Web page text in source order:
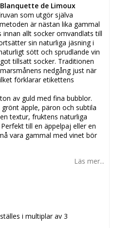
Blanquette de Limoux
som utgör själva
är nästan lika gammal
innan allt socker omvandlats till
sin naturliga jäsning i
sött och sprudlande vin
tillsatt socker. Traditionen
nedgång just när
förklarar etikettens
av guld med fina bubblor.
äpple, päron och subtila
textur, fruktens naturliga
till en äppelpaj eller en
vara gammal med vinet bör
Läs mer...
i multiplar av 3